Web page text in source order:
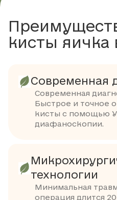
кисты яичка
Современная
Современная
Быстрое и точное
кисты с помощью
диафаноскопии.
технологии
Минимальная
операция длится